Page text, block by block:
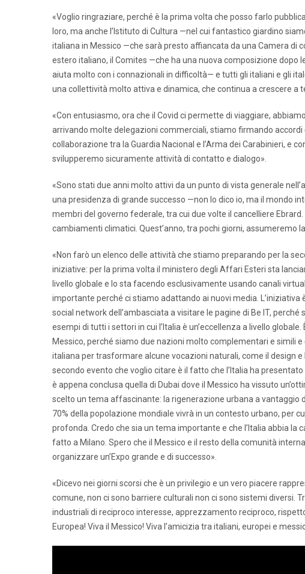
«Voglio ringraziare, perché è la prima volta che posso farlo
loro, ma anche l’Istituto di Cultura —nel cui fantastico giardino
italiana in Messico —che sarà presto affiancata da una Camera di
estero italiano, il Comites —che ha una nuova composizione dopo
aiuta molto con i connazionali in difficoltà— e tutti gli italiani e gli
una collettività molto attiva e dinamica, che continua a crescere a
«Con entusiasmo, ora che il Covid ci permette di viaggiare,
arrivando molte delegazioni commerciali, stiamo firmando
collaborazione tra la Guardia Nacional e l’Arma dei Carabinieri, e
svilupperemo sicuramente attività di contatto e dialogo».
«Sono stati due anni molto attivi da un punto di vista generale
una presidenza di grande successo —non lo dico io, ma il mondo
membri del governo federale, tra cui due volte il cancelliere
cambiamenti climatici. Quest’anno, tra pochi giorni, assumeremo
«Non farò un elenco delle attività che stiamo preparando per la
iniziative: per la prima volta il ministero degli Affari Esteri sta
livello globale e lo sta facendo esclusivamente usando canali
importante perché ci stiamo adattando ai nuovi media. L’iniziativa
social network dell’ambasciata a visitare le pagine di Be IT,
esempi di tutti i settori in cui l’Italia è un’eccellenza a livello
Messico, perché siamo due nazioni molto complementari e simili
italiana per trasformare alcune vocazioni naturali, come il design
secondo evento che voglio citare è il fatto che l’Italia ha
è appena conclusa quella di Dubai dove il Messico ha vissuto
scelto un tema affascinante: la rigenerazione urbana a vantaggio
70% della popolazione mondiale vivrà in un contesto urbano, per
profonda. Credo che sia un tema importante e che l’Italia abbia la
fatto a Milano. Spero che il Messico e il resto della comunità
organizzare un’Expo grande e di successo».
«Dicevo nei giorni scorsi che è un privilegio e un vero piacere
comune, non ci sono barriere culturali non ci sono sistemi diversi.
industriali di reciproco interesse, apprezzamento reciproco,
Europea! Viva il Messico! Viva l’amicizia tra italiani, europei e